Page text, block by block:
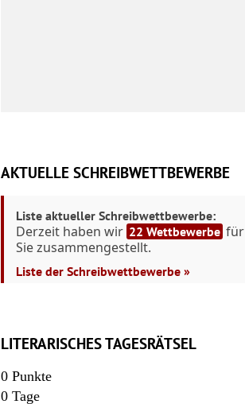
AKTUELLE SCHREIBWETTBEWERBE
Liste aktueller Schreibwettbewerbe:
Derzeit haben wir 22 Wettbewerbe für
Sie zusammengestellt.
Liste der Schreibwettbewerbe »
LITERARISCHES TAGESRÄTSEL
0 Punkte
0 Tage